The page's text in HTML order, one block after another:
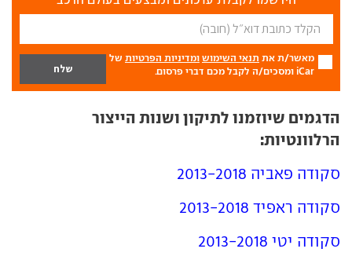
מאשר/ת את תנאי השימוש ומדיניות הפרטיות של
iCar ומסכים/ה לקבל מכם דברי פרסום.
הדגמים שיוזמנו לתיקון ושנות הייצור
הרלוונטיות:
סקודה פאביה 2013-2018
סקודה ראפיד 2013-2018
סקודה יטי 2013-2018